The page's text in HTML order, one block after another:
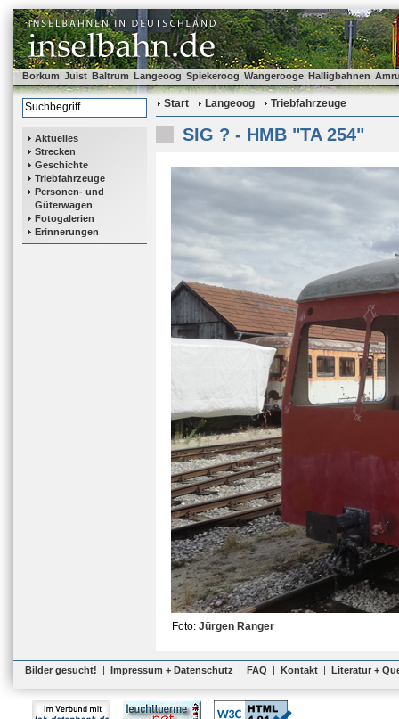
Borkum Juist Baltrum Langeoog Spiekeroog Wangerooge Halligbahnen
Aktuelles
Strecken
Geschichte
Triebfahrzeuge
Personen- und
Güterwagen
Fotogalerien
Erinnerungen
Start Langeoog Triebfahrzeuge
SIG ? - HMB "TA 254"
Foto: Jürgen Ranger
Bilder gesucht! | Impressum + Datenschutz | FAQ | Kontakt | Literatur +